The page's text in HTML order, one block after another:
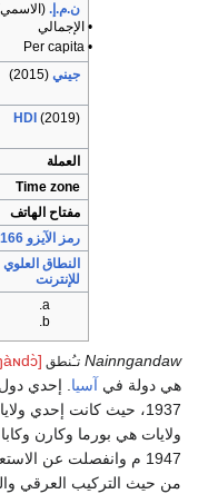
ن.م.إ.
• الإجمالي
• Per capita
جيني (2015)
HDI (2019)
العملة
Time zone
مفتاح الهاتف
رمز الآيزو 3166
النطاق العلوي
للإنترنت
Nainngandaw تـُنطق [pjìdà̀uɴzṵ θà̀ɴməda̯ mjəmà nàiɴŋàɴdɔ̀]
هي دولة في آسيا. إحدي
1937، حيث كانت إحدي
ولايات هي بورما وكارن
1947 م وانفصلت عن
من حيث التركيب العرقي